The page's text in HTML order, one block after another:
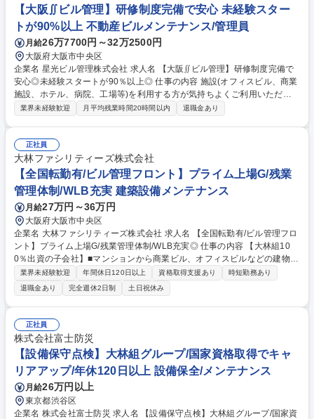
【設備の例】空調機、非常階段、排水管や給水管など 募集職種 【京都∬
ビル管理】経験者歓迎｜関西トップクラスの棟管理・残業月15h程度
【大阪∬ビル管理】研修制度完備で安心 未経験スター
トが90%以上 不動産ビルメンテナンス/管理員
月給26万7700円～32万2500円
大阪府大阪市中央区
企業名 星光ビル管理株式会社 求人名 【大阪∬ビル管理】研修制度完備で
安心◎未経験スタートが90％以上◎ 仕事の内容 施設(オフィスビル、商業
施設、ホテル、病院、工場等)を利用する方が気持ちよくご利用いただけ
るように、施設管理のプロとして利用環境を守っていただきます。90%以
テナント工事、点検情報の広報や案内 ■緊急時対応（地震発生後の点検、
火災報知器が鳴った際の対応など） ■設備の点検（点検項目に沿って確
認） 【設備の例】空調機、非常階段、排水管や給水管など 募集職種 【大
阪∬ビル管理】研修制度完備で安心◎未経験スタートが90％以上◎
業界未経験歓迎 月平均残業時間20時間以内 退職金あり
正社員
大林ファシリティーズ株式会社
【全国転勤有/ビル管理フロント】プライム上場G/残業
管理体制/WLB充実 建築設備メンテナンス
月給27万円～36万円
大阪府大阪市中央区
企業名 大林ファシリティーズ株式会社 求人名 【全国転勤有/ビル管理フロ
ント】プライム上場G/残業管理体制/WLB充実◎ 仕事の内容 【大林組10
0％出資の子会社】■マンションから商業ビル、オフィスビルなどの建物管
理を中心に行っている当社にて、ビル管理フロント業務をお任せいたしま
す。土日祝休みで残業時間も少なく働きやすい環境です！ 【詳細】非常駐
のビル管理受託案件を中心に、フロント一人当たりにつき約10～20件程
度の建物をご担当いただきます。建物のオーナー様、テナント様に寄り添
いながら、管理を行っていただきます。オーナー様・テナント様とのフロ
ント担当として、定期メンテナンスの立ち合いや日常の点検管理や修繕工
事の提案など、専門知識も必要ですがコミュニケーション力が大事な仕事
内容となります。※建物の改変を伴う業務は含まない 募集職種 【全国転
勤有/ビル管理フロント】プライム上場G/残業管理体制/WLB充実◎
業界未経験歓迎 年間休日120日以上 資格取得支援あり
時短勤務あり
退職金あり
完全週休2日制 土日祝休み
正社員
株式会社富士防災
【設備保守点検】大林組グループ/国家資格取得でキャ
リアアップ/年休120日以上 設備保全/メンテナンス
月給26万円以上
東京都渋谷区
企業名 株式会社富士防災 求人名 【設備保守点検】大林組グループ/国家資